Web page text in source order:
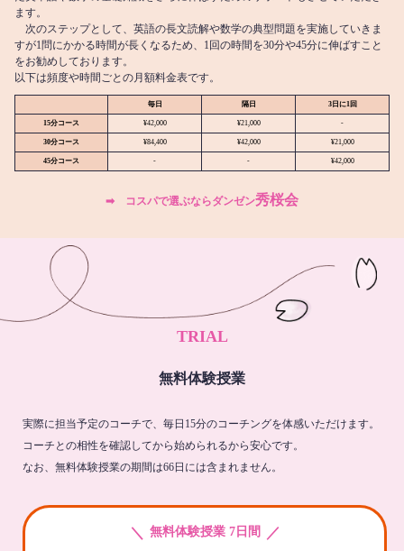
ます。
次のステップとして、英語の長文読解や数学の典型問題を実施していきま
すが1問にかかる時間が長くなるため、1回の時間を30分や45分に伸ばすこと
をお勧めしております。
以下は頻度や時間ごとの月額料金表です。
毎日 隔日 3日に1回
15分コース ¥42,000 ¥21,000 -
30分コース ¥84,400 ¥42,000 ¥21,000
45分コース - - ¥42,000
➡︎ コスパで選ぶならダンゼン秀桜会
TRIAL
無料体験授業
実際に担当予定のコーチで、毎日15分のコーチングを体感いただけます。
コーチとの相性を確認してから始められるから安心です。
なお、無料体験授業の期間は66日には含まれません。
＼ 無料体験授業 7日間 ／